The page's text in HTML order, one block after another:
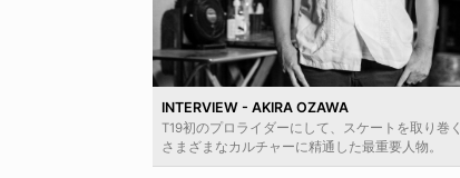
INTERVIEW - AKIRA OZAWA
T19初のプロライダーにして、スケートを取り巻く
さまざまなカルチャーに精通した最重要人物。